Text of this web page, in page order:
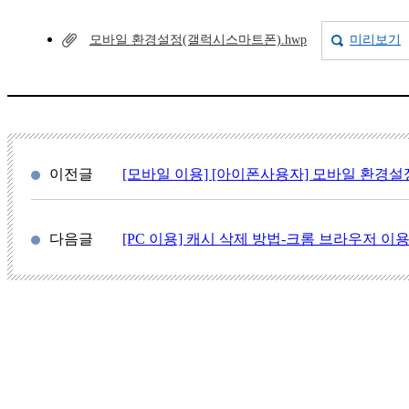
모바일 환경설정(갤럭시스마트폰).hwp 미리보기
이전글 [모바일 이용] [아이폰사용자] 모바일 환경
다음글 [PC 이용] 캐시 삭제 방법-크롬 브라우저 이